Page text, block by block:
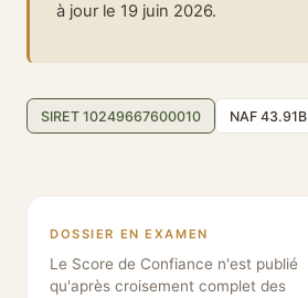
à jour le 19 juin 2026.
SIRET 10249667600010 NAF 43.91B
DOSSIER EN EXAMEN
Le Score de Confiance n'est publié
qu'après croisement complet des